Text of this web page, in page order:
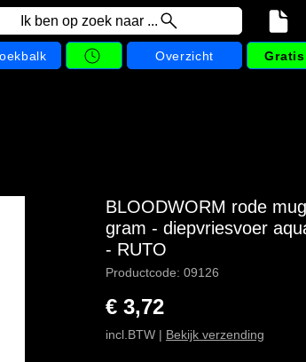
Ik ben op zoek naar ...
Overzicht
BLOODWORM rode
gram - diepvriesvoer
- RUTO
Productcode: 09126
€ 3,72Prijs
incl.BTW | Bekijk verzending